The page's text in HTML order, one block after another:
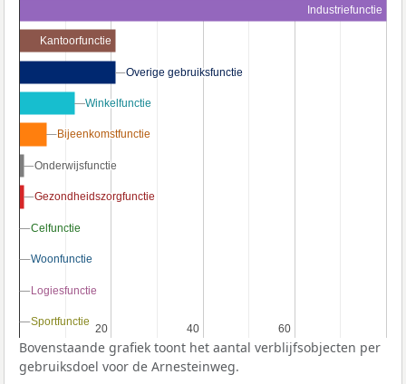
20
20 40
40 60
60
Industriefunctie
Kantoorfunctie
Overige gebruiksfunctie
Overige gebruiksfunctie
Winkelfunctie
Winkelfunctie
Bijeenkomstfunctie
Bijeenkomstfunctie
Onderwijsfunctie
Onderwijsfunctie
Gezondheidszorgfunctie
Gezondheidszorgfunctie
Celfunctie
Celfunctie
Woonfunctie
Woonfunctie
Logiesfunctie
Logiesfunctie
Sportfunctie
Sportfunctie
Bovenstaande grafiek toont het aantal verblijfsobjecten per
gebruiksdoel voor de Arnesteinweg.